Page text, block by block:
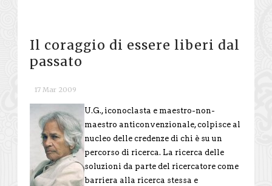
Il coraggio di essere liberi dal
passato
17 Mar 2009
U.G., iconoclasta e maestro-non-
maestro anticonvenzionale, colpisce al
nucleo delle credenze di chi è su un
percorso di ricerca. La ricerca delle
soluzioni da parte del ricercatore come
barriera alla ricerca stessa e